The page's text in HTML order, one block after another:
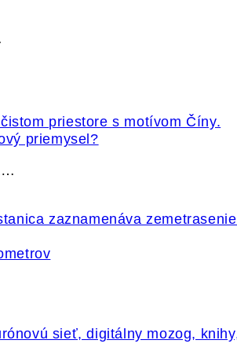
priemysel?